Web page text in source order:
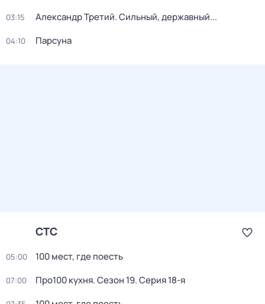
03:15 Александр Третий. Сильный, державный...
04:10 Парсуна
СТС
05:00 100 мест, где поесть
07:00 Про100 кухня. Сезон 19. Серия 18-я